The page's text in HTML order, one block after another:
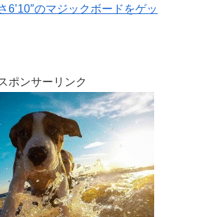
6’10″のマジックボードをゲッ
ポンサーリンク